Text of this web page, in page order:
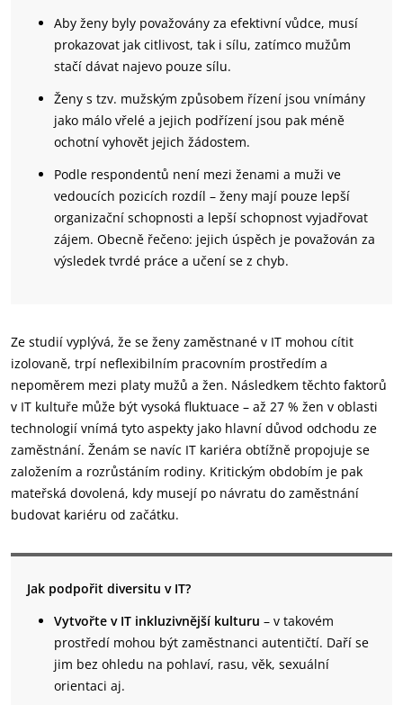
Aby ženy byly považovány za efektivní vůdce, musí
prokazovat jak citlivost, tak i sílu, zatímco mužům
stačí dávat najevo pouze sílu.
Ženy s tzv. mužským způsobem řízení jsou vnímány
jako málo vřelé a jejich podřízení jsou pak méně
ochotní vyhovět jejich žádostem.
Podle respondentů není mezi ženami a muži ve
vedoucích pozicích rozdíl – ženy mají pouze lepší
organizační schopnosti a lepší schopnost vyjadřovat
zájem. Obecně řečeno: jejich úspěch je považován za
výsledek tvrdé práce a učení se z chyb.
Ze studií vyplývá, že se ženy zaměstnané v IT mohou cítit
izolovaně, trpí neflexibilním pracovním prostředím a
nepoměrem mezi platy mužů a žen. Následkem těchto faktorů
v IT kultuře může být vysoká fluktuace – až 27 % žen v oblasti
technologií vnímá tyto aspekty jako hlavní důvod odchodu ze
zaměstnání. Ženám se navíc IT kariéra obtížně propojuje se
založením a rozrůstáním rodiny. Kritickým obdobím je pak
mateřská dovolená, kdy musejí po návratu do zaměstnání
budovat kariéru od začátku.
Jak podpořit diversitu v IT?
Vytvořte v IT inkluzivnější kulturu – v takovém
prostředí mohou být zaměstnanci autentičtí. Daří se
jim bez ohledu na pohlaví, rasu, věk, sexuální
orientaci aj.